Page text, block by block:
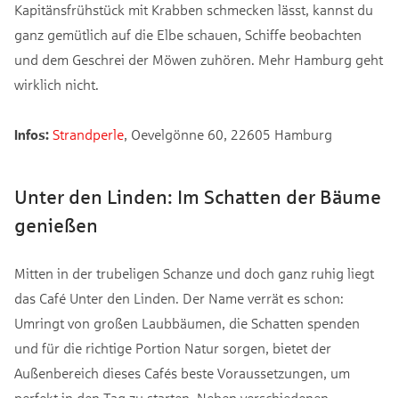
Kapitänsfrühstück mit Krabben schmecken lässt, kannst du
ganz gemütlich auf die Elbe schauen, Schiffe beobachten
und dem Geschrei der Möwen zuhören. Mehr Hamburg geht
wirklich nicht.
Infos: Strandperle, Oevelgönne 60, 22605 Hamburg
Unter den Linden: Im Schatten der Bäume
genießen
Mitten in der trubeligen Schanze und doch ganz ruhig liegt
das Café Unter den Linden. Der Name verrät es schon:
Umringt von großen Laubbäumen, die Schatten spenden
und für die richtige Portion Natur sorgen, bietet der
Außenbereich dieses Cafés beste Voraussetzungen, um